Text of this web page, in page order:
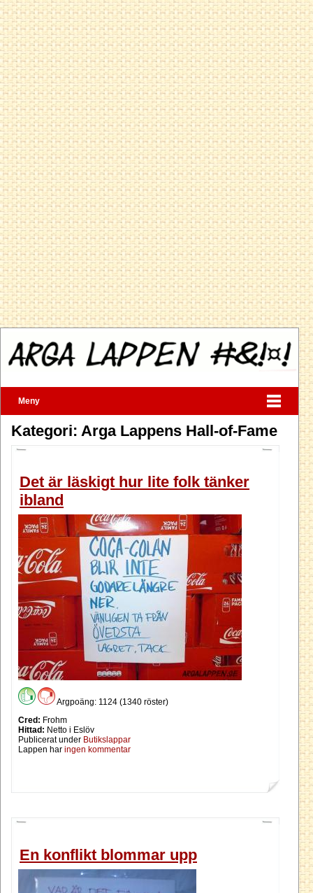
Meny
Kategori: Arga Lappens Hall-of-Fame
Det är läskigt hur lite folk tänker
ibland
Argpoäng: 1124 (1340 röster)
Cred: Frohm
Hittad: Netto i Eslöv
Publicerat under Butikslappar
Lappen har ingen kommentar
En konflikt blommar upp